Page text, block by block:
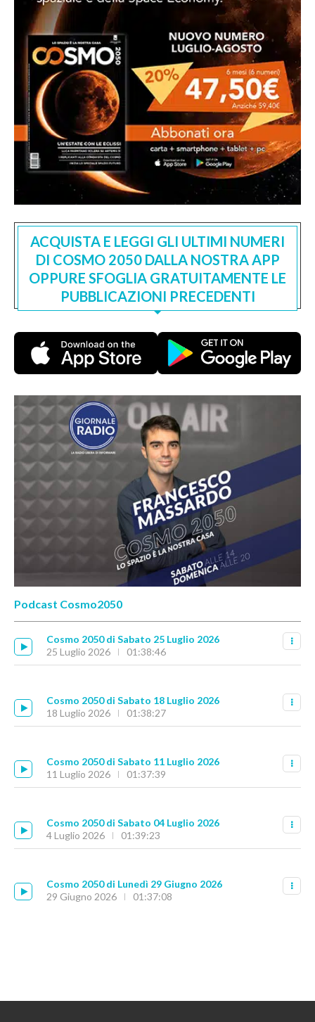
ACQUISTA E LEGGI GLI ULTIMI NUMERI
DI COSMO 2050 DALLA NOSTRA APP
OPPURE SFOGLIA GRATUITAMENTE LE
PUBBLICAZIONI PRECEDENTI
Podcast Cosmo2050
Cosmo 2050 di Sabato 25 Luglio 2026
25 Luglio 2026
01:38:46
Cosmo 2050 di Sabato 18 Luglio 2026
18 Luglio 2026
01:38:27
Cosmo 2050 di Sabato 11 Luglio 2026
11 Luglio 2026
01:37:39
Cosmo 2050 di Sabato 04 Luglio 2026
4 Luglio 2026
01:39:23
Cosmo 2050 di Lunedì 29 Giugno 2026
29 Giugno 2026
01:37:08